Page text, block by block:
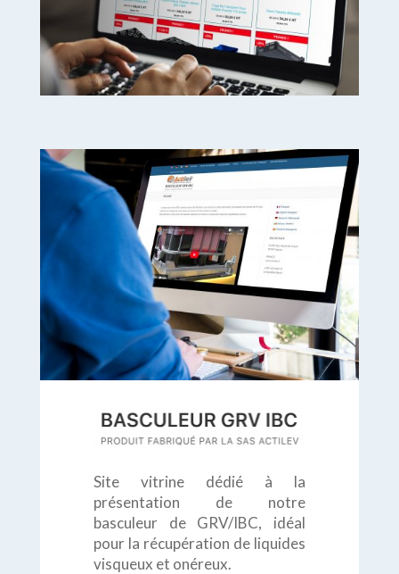
Site vitrine dédié à la
présentation de notre
basculeur de GRV/IBC, idéal
pour la récupération de liquides
visqueux et onéreux.